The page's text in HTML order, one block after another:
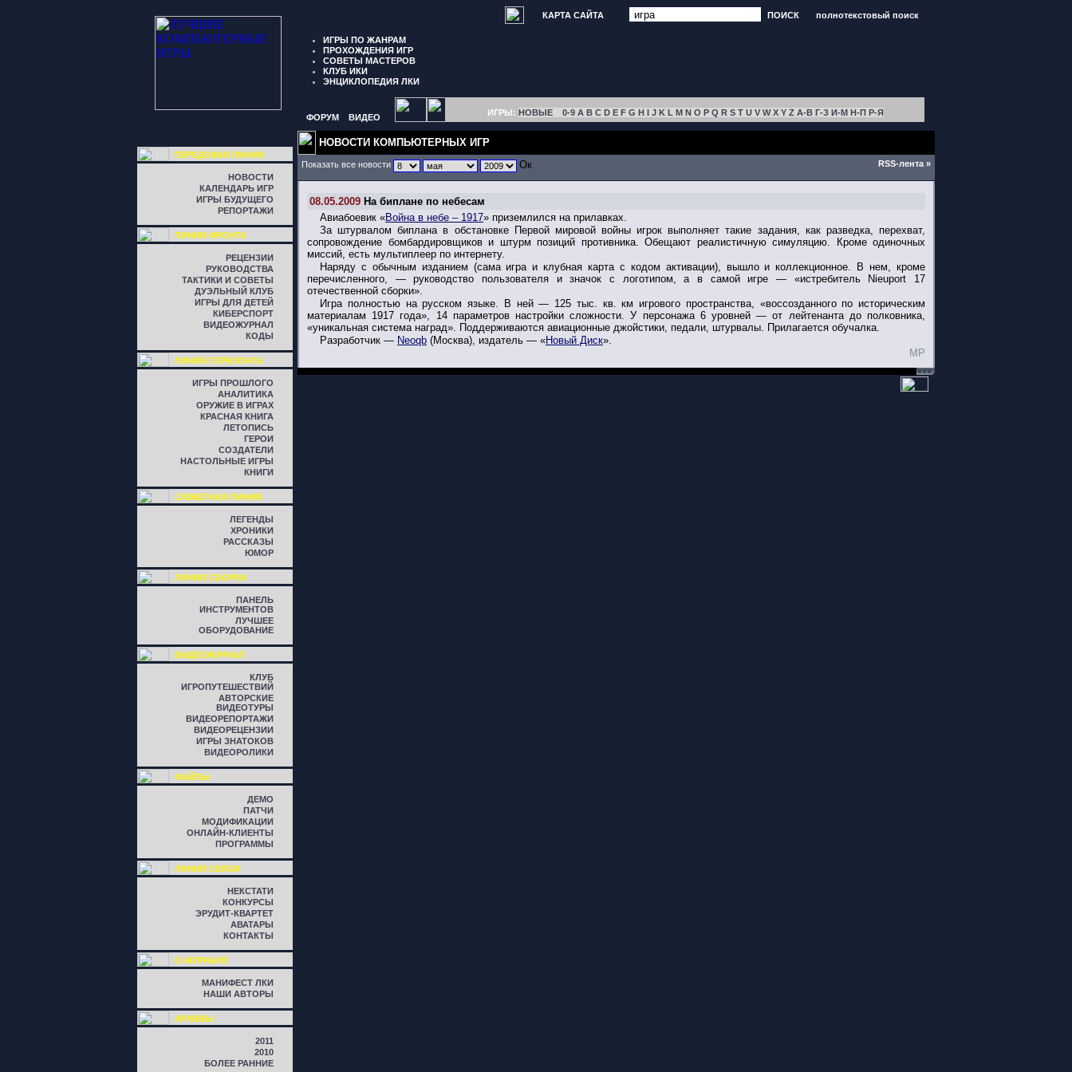
КАРТА САЙТА ПОИСК полнотекстовый поиск
ИГРЫ ПО ЖАНРАМ
ПРОХОЖДЕНИЯ ИГР
СОВЕТЫ МАСТЕРОВ
КЛУБ ИКИ
ЭНЦИКЛОПЕДИЯ ЛКИ
ФОРУМ ВИДЕО ИГРЫ: НОВЫЕ 0-9 A B C D E F G H I J K L M N O P Q R S T U V W X Y Z А-В Г-З И-М Н-П Р-Я
ПЕРЕДОВАЯ ЛИНИЯ
НОВОСТИ
КАЛЕНДАРЬ ИГР
ИГРЫ БУДУЩЕГО
РЕПОРТАЖИ
ЛИНИЯ ФРОНТА
РЕЦЕНЗИИ
РУКОВОДСТВА
ТАКТИКИ И СОВЕТЫ
ДУЭЛЬНЫЙ КЛУБ
ИГРЫ ДЛЯ ДЕТЕЙ
КИБЕРСПОРТ
ВИДЕОЖУРНАЛ
КОДЫ
ЛИНИЯ ГОРИЗОНТА
ИГРЫ ПРОШЛОГО
АНАЛИТИКА
ОРУЖИЕ В ИГРАХ
КРАСНАЯ КНИГА
ЛЕТОПИСЬ
ГЕРОИ
СОЗДАТЕЛИ
НАСТОЛЬНЫЕ ИГРЫ
КНИГИ
СЮЖЕТНАЯ ЛИНИЯ
ЛЕГЕНДЫ
ХРОНИКИ
РАССКАЗЫ
ЮМОР
ЛИНИЯ СБОРКИ
ПАНЕЛЬ
ИНСТРУМЕНТОВ
ЛУЧШЕЕ
ОБОРУДОВАНИЕ
ВИДЕОЖУРНАЛ
КЛУБ
ИГРОПУТЕШЕСТВИЙ
АВТОРСКИЕ
ВИДЕОТУРЫ
ВИДЕОРЕПОРТАЖИ
ВИДЕОРЕЦЕНЗИИ
ИГРЫ ЗНАТОКОВ
ВИДЕОРОЛИКИ
ФАЙЛЫ
ДЕМО
ПАТЧИ
МОДИФИКАЦИИ
ОНЛАЙН-КЛИЕНТЫ
ПРОГРАММЫ
ЛИНИЯ СВЯЗИ
НЕКСТАТИ
КОНКУРСЫ
ЭРУДИТ-КВАРТЕТ
АВАТАРЫ
КОНТАКТЫ
О ЖУРНАЛЕ
МАНИФЕСТ ЛКИ
НАШИ АВТОРЫ
АРХИВЫ
2011
2010
БОЛЕЕ РАННИЕ
НОВОСТИ КОМПЬЮТЕРНЫХ ИГР
Показать все новости RSS-лента »
08.05.2009 На биплане по небесам
Авиабоевик «Война в небе – 1917» приземлился на прилавках.
За штурвалом биплана в обстановке Первой мировой войны игрок выполняет такие задания, как разведка, перехват,
сопровождение бомбардировщиков и штурм позиций противника. Обещают реалистичную симуляцию. Кроме одиночных
миссий, есть мультиплеер по интернету.
Наряду с обычным изданием (сама игра и клубная карта c кодом активации), вышло и коллекционное. В нем, кроме
перечисленного, — руководство пользователя и значок с логотипом, а в самой игре — «истребитель Nieuport 17
отечественной сборки».
Игра полностью на русском языке. В ней — 125 тыс. кв. км игрового пространства, «воссозданного по историческим
материалам 1917 года», 14 параметров настройки сложности. У персонажа 6 уровней — от лейтенанта до полковника,
«уникальная система наград». Поддерживаются авиационные джойстики, педали, штурвалы. Прилагается обучалка.
Разработчик — Neoqb (Москва), издатель — «Новый Диск».
MP